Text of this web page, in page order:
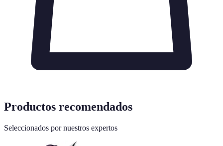
Productos recomendados
Seleccionados por nuestros expertos